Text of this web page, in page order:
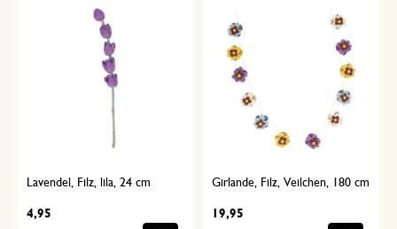
Lavendel, Filz, lila, 24 cm
4,95
Girlande, Filz, Veilchen, 180 cm
19,95